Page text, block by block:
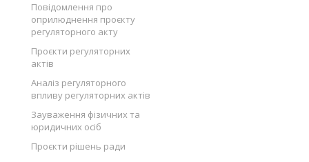
Повідомлення про
оприлюднення проєкту
регуляторного акту
Проєкти регуляторних
актів
Аналіз регуляторного
впливу регуляторних актів
Зауваження фізичних та
юридичних осіб
Проєкти рішень ради